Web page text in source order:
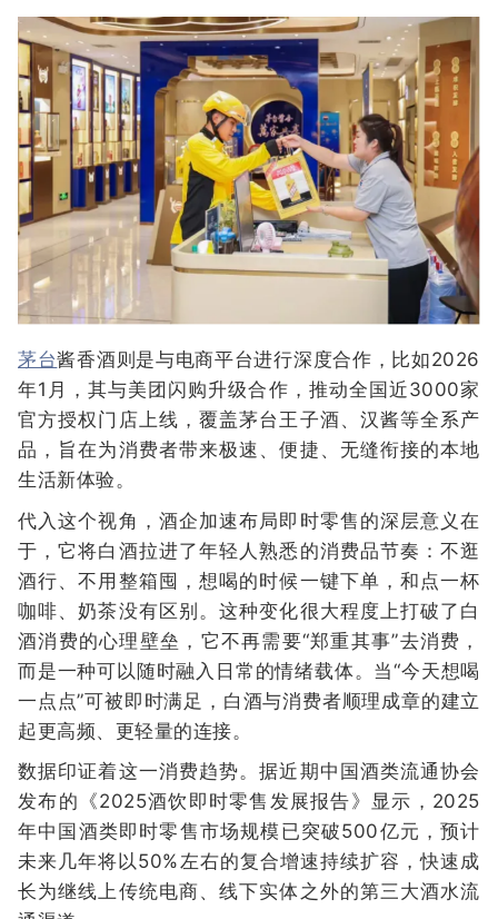
茅台酱香酒则是与电商平台进行深度合作，比如2026
年1月，其与美团闪购升级合作，推动全国近3000家
官方授权门店上线，覆盖茅台王子酒、汉酱等全系产
品，旨在为消费者带来极速、便捷、无缝衔接的本地
生活新体验。
代入这个视角，酒企加速布局即时零售的深层意义在
于，它将白酒拉进了年轻人熟悉的消费品节奏：不逛
酒行、不用整箱囤，想喝的时候一键下单，和点一杯
咖啡、奶茶没有区别。这种变化很大程度上打破了白
酒消费的心理壁垒，它不再需要“郑重其事”去消费，
而是一种可以随时融入日常的情绪载体。当“今天想喝
一点点”可被即时满足，白酒与消费者顺理成章的建立
起更高频、更轻量的连接。
数据印证着这一消费趋势。据近期中国酒类流通协会
发布的《2025酒饮即时零售发展报告》显示，2025
年中国酒类即时零售市场规模已突破500亿元，预计
未来几年将以50%左右的复合增速持续扩容，快速成
长为继线上传统电商、线下实体之外的第三大酒水流